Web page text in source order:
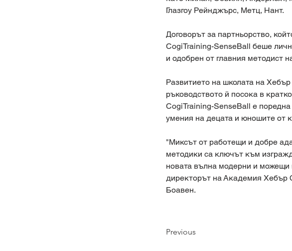
Глазгоу Рейнджърс, Метц, Нант.
Договорът за партньорство,
CogiTraining-SenseBall беше
и одобрен от главния методист
Развитието на школата на
ръководството й посока в
CogiTraining-SenseBall е
умения на децата и юношите от
"Миксът от работещи и добре
методики са ключът към
новата вълна модерни и можещи
директорът на Академия Хебър
Боавен.
Previous